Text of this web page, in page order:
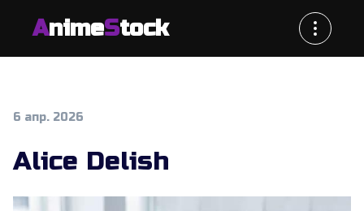
AnimeStock
6 апр. 2026
Alice Delish